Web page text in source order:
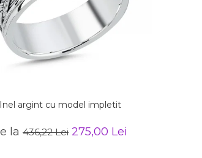
Inel argint cu model impletit
la 436,22 Lei 275,00 Lei